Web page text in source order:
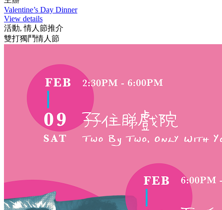
Valentine’s Day Dinner
View details
活動, 情人節推介
雙打獨鬥情人節